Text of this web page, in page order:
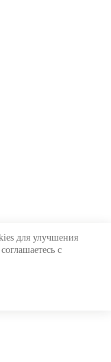
для улучшения
с